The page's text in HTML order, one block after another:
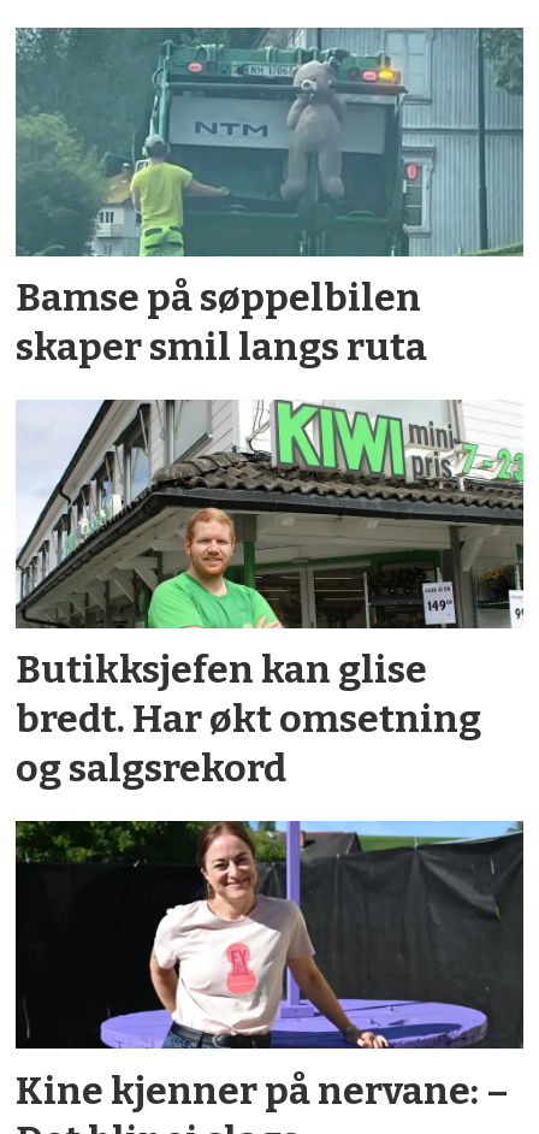
Bamse på søppelbilen
skaper smil langs ruta
Butikksjefen kan glise
bredt. Har økt omsetning
og salgsrekord
Kine kjenner på nervane: –